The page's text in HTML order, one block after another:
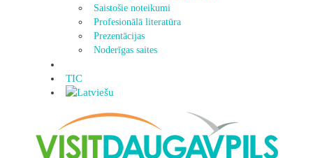
Saistošie noteikumi
Profesionālā literatūra
Prezentācijas
Noderīgas saites
TIC